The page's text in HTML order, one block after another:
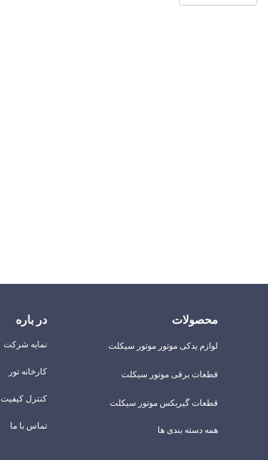
در باره
نمایه شرکت
کارخانه تور
کنترل کیفیت
تماس با ما
محصولات
لوازم یدکی موتور موتور سیکلت
قطعات برقی موتور سیکلت
قطعات گیربکس موتور سیکلت
همه دسته بندی ها